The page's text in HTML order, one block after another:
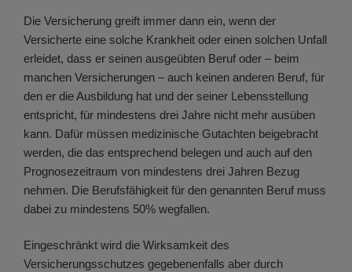
Die Versicherung greift immer dann ein, wenn der
Versicherte eine solche Krankheit oder einen solchen Unfall
erleidet, dass er seinen ausgeübten Beruf oder – beim
manchen Versicherungen – auch keinen anderen Beruf, für
den er die Ausbildung hat und der seiner Lebensstellung
entspricht, für mindestens drei Jahre nicht mehr ausüben
kann. Dafür müssen medizinische Gutachten beigebracht
werden, die das entsprechend belegen und auch auf den
Prognosezeitraum von mindestens drei Jahren Bezug
nehmen. Die Berufsfähigkeit für den genannten Beruf muss
dabei zu mindestens 50% wegfallen.
Eingeschränkt wird die Wirksamkeit des
Versicherungsschutzes gegebenenfalls aber durch